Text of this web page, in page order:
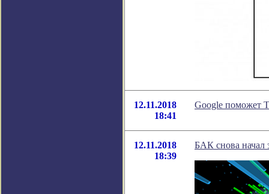
12.11.2018
18:41
Google поможет
12.11.2018
18:39
БАК снова начал